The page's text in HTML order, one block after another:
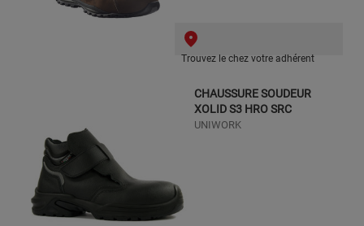
Trouvez le chez votre adhérent
CHAUSSURE SOUDEUR
XOLID S3 HRO SRC
UNIWORK